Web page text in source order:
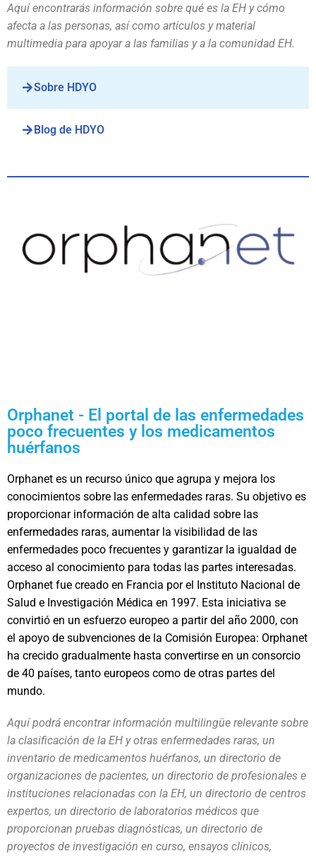
Aquí encontrarás información sobre qué es la EH y cómo
afecta a las personas, así como artículos y material
multimedia para apoyar a las familias y a la comunidad EH.
Sobre HDYO
Blog de HDYO
Orphanet - El portal de las enfermedades
poco frecuentes y los medicamentos
huérfanos
Orphanet es un recurso único que agrupa y mejora los
conocimientos sobre las enfermedades raras. Su objetivo es
proporcionar información de alta calidad sobre las
enfermedades raras, aumentar la visibilidad de las
enfermedades poco frecuentes y garantizar la igualdad de
acceso al conocimiento para todas las partes interesadas.
Orphanet fue creado en Francia por el Instituto Nacional de
Salud e Investigación Médica en 1997. Esta iniciativa se
convirtió en un esfuerzo europeo a partir del año 2000, con
el apoyo de subvenciones de la Comisión Europea: Orphanet
ha crecido gradualmente hasta convertirse en un consorcio
de 40 países, tanto europeos como de otras partes del
mundo.
Aquí podrá encontrar información multilingüe relevante sobre
la clasificación de la EH y otras enfermedades raras, un
inventario de medicamentos huérfanos, un directorio de
organizaciones de pacientes, un directorio de profesionales e
instituciones relacionadas con la EH, un directorio de centros
expertos, un directorio de laboratorios médicos que
proporcionan pruebas diagnósticas, un directorio de
proyectos de investigación en curso, ensayos clínicos,